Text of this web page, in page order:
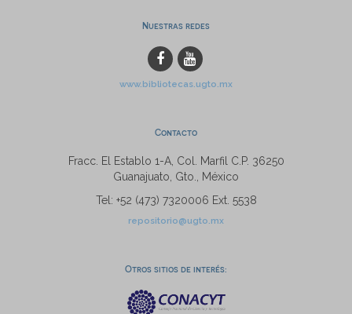
Nuestras redes
www.bibliotecas.ugto.mx
Contacto
Fracc. El Establo 1-A, Col. Marfil C.P. 36250
Guanajuato, Gto., México
Tel: +52 (473) 7320006 Ext. 5538
repositorio@ugto.mx
Otros sitios de interés: